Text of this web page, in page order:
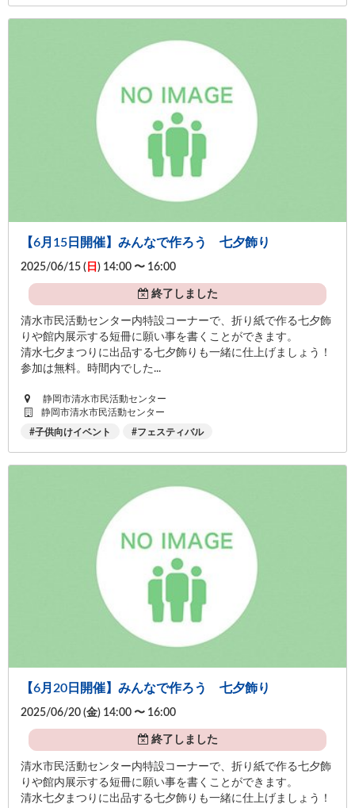
【6月15日開催】みんなで作ろう 七夕飾り
2025/06/15 ( 日 ) 14:00 〜 16:00
終了しました
清水市民活動センター内特設コーナーで、折り紙で作る七夕飾
りや館内展示する短冊に願い事を書くことができます。
清水七夕まつりに出品する七夕飾りも一緒に仕上げましょう！
参加は無料。時間内でした...
静岡市清水市民活動センター
静岡市清水市民活動センター
子供向けイベント フェスティバル
【6月20日開催】みんなで作ろう 七夕飾り
2025/06/20 (金) 14:00 〜 16:00
終了しました
清水市民活動センター内特設コーナーで、折り紙で作る七夕飾
りや館内展示する短冊に願い事を書くことができます。
清水七夕まつりに出品する七夕飾りも一緒に仕上げましょう！